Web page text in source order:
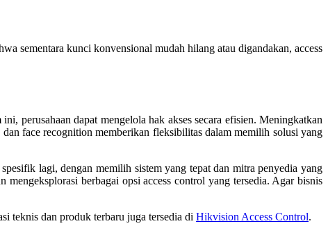
sementara kunci konvensional mudah hilang atau digandakan, access
perusahaan dapat mengelola hak akses secara efisien. Meningkatkan
face recognition memberikan fleksibilitas dalam memilih solusi yang
lagi, dengan memilih sistem yang tepat dan mitra penyedia yang
mengeksplorasi berbagai opsi access control yang tersedia. Agar bisnis
teknis dan produk terbaru juga tersedia di Hikvision Access Control.